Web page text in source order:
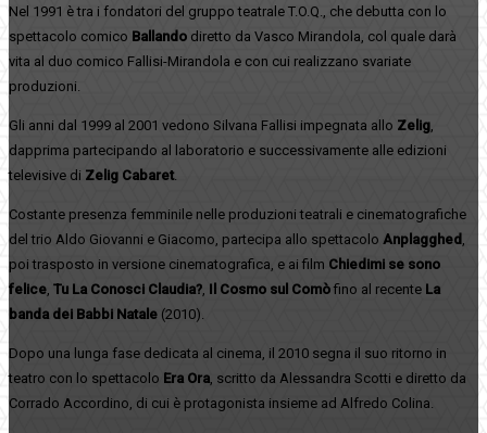
Nel 1991 è tra i fondatori del gruppo teatrale T.O.Q., che debutta con lo
spettacolo comico Ballando diretto da Vasco Mirandola, col quale darà
vita al duo comico Fallisi-Mirandola e con cui realizzano svariate
produzioni.
Gli anni dal 1999 al 2001 vedono Silvana Fallisi impegnata allo Zelig,
dapprima partecipando al laboratorio e successivamente alle edizioni
televisive di Zelig Cabaret.
Costante presenza femminile nelle produzioni teatrali e cinematografiche
del trio Aldo Giovanni e Giacomo, partecipa allo spettacolo Anplagghed ,
poi trasposto in versione cinematografica, e ai film Chiedimi se sono
felice, Tu La Conosci Claudia?, Il Cosmo sul Comò fino al recente La
banda dei Babbi Natale (2010).
Dopo una lunga fase dedicata al cinema, il 2010 segna il suo ritorno in
teatro con lo spettacolo Era Ora, scritto da Alessandra Scotti e diretto da
Corrado Accordino, di cui è protagonista insieme ad Alfredo Colina.